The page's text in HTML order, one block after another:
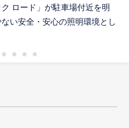
ロード」が駐車場付近を明
い安全・安心の照明環境とし